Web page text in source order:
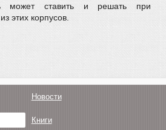
может ставить и решать при
этих корпусов.
Новости
Книги